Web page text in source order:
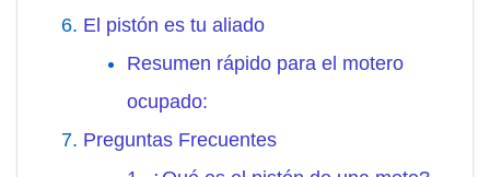
El pistón es tu aliado
Resumen rápido para el motero
ocupado:
Preguntas Frecuentes